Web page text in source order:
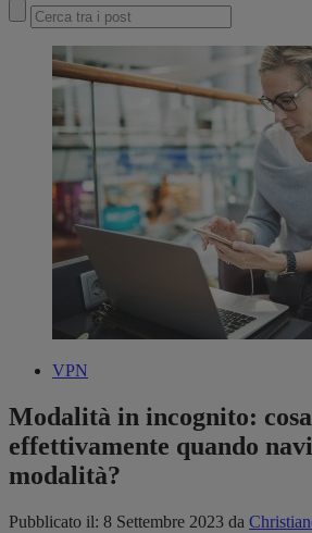
VPN
Modalità in incognito:
effettivamente quando
modalità?
Pubblicato il: 8 Settembre 2023 da